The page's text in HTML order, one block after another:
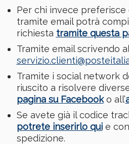
Per chi invece
tramite email potrà
richiesta tramite questa
Tramite email scrivendo
Tramite i social network
riuscito a risolvere
pagina su Facebooko all’
Se avete già il codice
potrete inserirlo quie
spedizione.